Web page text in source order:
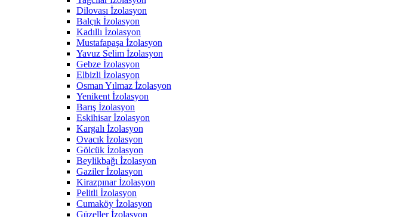
Dilovası İzolasyon
Balçık İzolasyon
Kadıllı İzolasyon
Mustafapaşa İzolasyon
Yavuz Selim İzolasyon
Gebze İzolasyon
Elbizli İzolasyon
Osman Yılmaz İzolasyon
Yenikent İzolasyon
Barış İzolasyon
Eskihisar İzolasyon
Kargalı İzolasyon
Ovacık İzolasyon
Gölcük İzolasyon
Beylikbağı İzolasyon
Gaziler İzolasyon
Kirazpınar İzolasyon
Pelitli İzolasyon
Cumaköy İzolasyon
Güzeller İzolasyon